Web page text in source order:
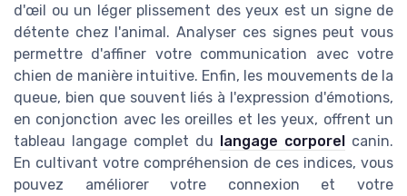
d'œil ou un léger plissement des yeux est un signe de
détente chez l'animal. Analyser ces signes peut vous
permettre d'affiner votre communication avec votre
chien de manière intuitive. Enfin, les mouvements de la
queue, bien que souvent liés à l'expression d'émotions,
en conjonction avec les oreilles et les yeux, offrent un
tableau langage complet du langage corporel canin.
En cultivant votre compréhension de ces indices, vous
pouvez améliorer votre connexion et votre